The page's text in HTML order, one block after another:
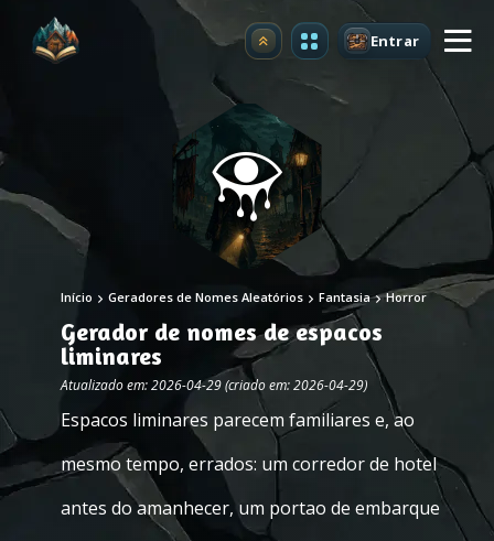
Atualizar Entrar
Início Geradores de Nomes Aleatórios Fantasia Horror
Gerador de nomes de espacos
liminares
Atualizado em: 2026-04-29 (criado em: 2026-04-29)
Espacos liminares parecem familiares e, ao
mesmo tempo, errados: um corredor de hotel
antes do amanhecer, um portao de embarque